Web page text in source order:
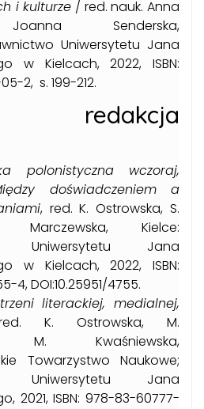
i kulturze / red. nauk. Anna
Senderska,
Uniwersytetu Jana
w Kielcach, 2022, ISBN:
2, s. 199-212.
redakcja
polonistyczna wczoraj,
doświadczeniem a
, red. K. Ostrowska, S.
Kielce:
Uniwersytetu Jana
w Kielcach, 2022, ISBN:
4, DOI:10.25951/4755.
literackiej, medialnej,
K. Ostrowska, M.
M. Kwaśniewska,
Towarzystwo Naukowe;
Uniwersytetu Jana
2021, ISBN: 978-83-60777-